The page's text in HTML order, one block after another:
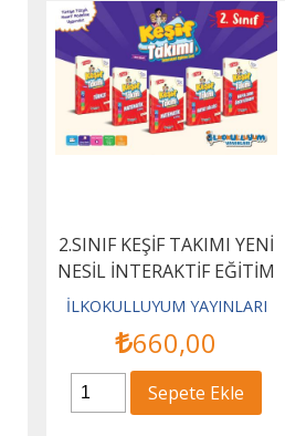
2.SINIF KEŞİF TAKIMI YENİ
NESİL İNTERAKTİF EĞİTİM
SETİ
İLKOKULLUYUM YAYINLARI
660,00
Sepete Ekle